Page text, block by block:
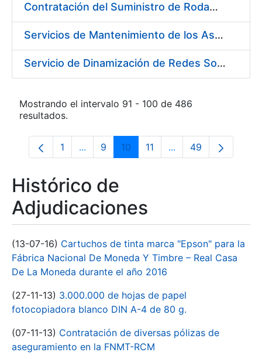
Contratación del Suministro de Rodamientos y Material de Transmisiones para la Fábrica Nacional de Moneda y Timbre - Real Casa de la Moneda
Servicios de Mantenimiento de los Ascensores, Montacargas y Plataformas de Minusválidos instalados en la Fábrica de Papel de Burgos
Servicio de Dinamización de Redes Sociales
Mostrando el intervalo 91 - 100 de 486
resultados.
Página
1 ...Páginas intermedias Use TAB para
Página
9 Página
10 Página
11 ...PáginasPágina
49
Histórico de
Adjudicaciones
(13-07-16) Cartuchos de tinta marca "Epson" para la
Fábrica Nacional De Moneda Y Timbre – Real Casa
De La Moneda durante el año 2016
(27-11-13) 3.000.000 de hojas de papel
fotocopiadora blanco DIN A-4 de 80 g.
(07-11-13) Contratación de diversas pólizas de
aseguramiento en la FNMT-RCM